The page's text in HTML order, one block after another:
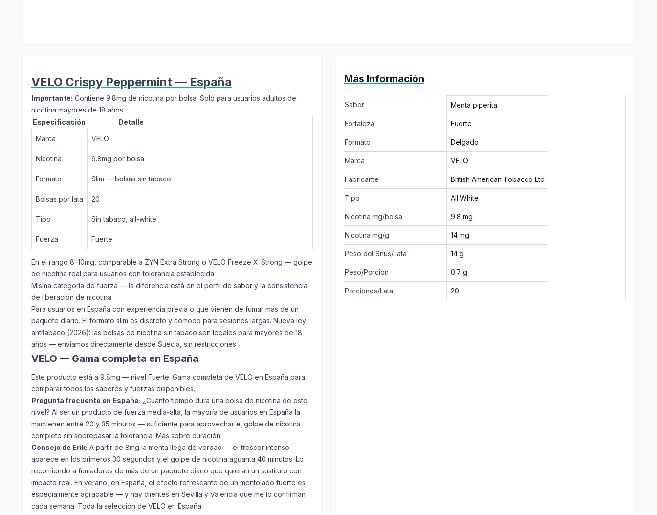
VELO Crispy Peppermint — España
Importante: Contiene 9.8mg de nicotina por bolsa. Solo para usuarios adultos de
nicotina mayores de 18 años.
Especificación
Detalle
Marca
VELO
Nicotina 9.8mg por bolsa
Formato Slim — bolsas sin tabaco
Bolsas por lata 20
Tipo Sin tabaco, all-white
Fuerza Fuerte
En el rango 8–10mg, comparable a ZYN Extra Strong o VELO Freeze X-Strong — golpe
de nicotina real para usuarios con tolerancia establecida.
Misma categoría de fuerza — la diferencia está en el perfil de sabor y la consistencia
de liberación de nicotina.
Para usuarios en España con experiencia previa o que vienen de fumar más de un
paquete diario. El formato slim es discreto y cómodo para sesiones largas. Nueva ley
antitabaco (2026): las bolsas de nicotina sin tabaco son legales para mayores de 18
años — enviamos directamente desde Suecia, sin restricciones.
VELO — Gama completa en España
Este producto está a 9.8mg — nivel Fuerte. Gama completa de VELO en España para
comparar todos los sabores y fuerzas disponibles.
Pregunta frecuente en España: ¿Cuánto tiempo dura una bolsa de nicotina de este
nivel? Al ser un producto de fuerza media-alta, la mayoría de usuarios en España la
mantienen entre 20 y 35 minutos — suficiente para aprovechar el golpe de nicotina
completo sin sobrepasar la tolerancia. Más sobre duración.
Consejo de Erik: A partir de 8mg la menta llega de verdad — el frescor intenso
aparece en los primeros 30 segundos y el golpe de nicotina aguanta 40 minutos. Lo
recomiendo a fumadores de más de un paquete diario que quieran un sustituto con
impacto real. En verano, en España, el efecto refrescante de un mentolado fuerte es
especialmente agradable — y hay clientes en Sevilla y Valencia que me lo confirman
cada semana. Toda la selección de VELO en España.
Más Información
Sabor Menta piperita
Fortaleza Fuerte
Formato Delgado
Marca VELO
Fabricante British American Tobacco Ltd
Tipo All White
Nicotina mg/bolsa 9.8 mg
Nicotina mg/g 14 mg
Peso del Snus/Lata 14 g
Peso/Porción 0.7 g
Porciones/Lata 20